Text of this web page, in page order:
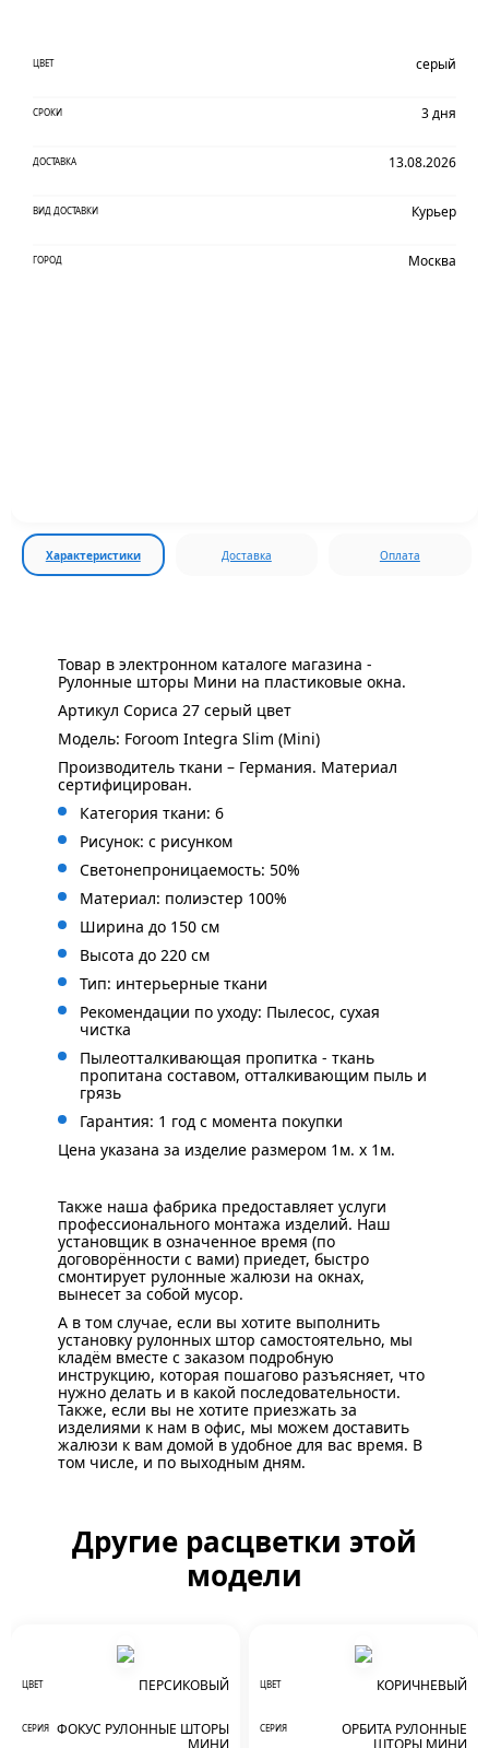
ЦВЕТ серый
СРОКИ 3 дня
ДОСТАВКА 13.08.2026
ВИД ДОСТАВКИ Курьер
ГОРОД Москва
Характеристики Доставка Оплата
Товар в электронном каталоге магазина -
Рулонные шторы Мини на пластиковые окна.
Артикул Сориса 27 серый цвет
Модель: Foroom Integra Slim (Mini)
Производитель ткани – Германия. Материал
сертифицирован.
Категория ткани: 6
Рисунок: с рисунком
Светонепроницаемость: 50%
Материал: полиэстер 100%
Ширина до 150 см
Высота до 220 см
Тип: интерьерные ткани
Рекомендации по уходу: Пылесос, сухая
чистка
Пылеотталкивающая пропитка - ткань
пропитана составом, отталкивающим пыль и
грязь
Гарантия: 1 год с момента покупки
Цена указана за изделие размером 1м. x 1м.
Также наша фабрика предоставляет услуги
профессионального монтажа изделий. Наш
установщик в означенное время (по
договорённости с вами) приедет, быстро
смонтирует рулонные жалюзи на окнах,
вынесет за собой мусор.
А в том случае, если вы хотите выполнить
установку рулонных штор самостоятельно, мы
кладём вместе с заказом подробную
инструкцию, которая пошагово разъясняет, что
нужно делать и в какой последовательности.
Также, если вы не хотите приезжать за
изделиями к нам в офис, мы можем доставить
жалюзи к вам домой в удобное для вас время. В
том числе, и по выходным дням.
Другие расцветки этой
модели
ЦВЕТ ПЕРСИКОВЫЙ
СЕРИЯ
ФОКУС РУЛОННЫЕ ШТОРЫ
МИНИ
ЦВЕТ КОРИЧНЕВЫЙ
СЕРИЯ
ОРБИТА РУЛОННЫЕ
ШТОРЫ МИНИ